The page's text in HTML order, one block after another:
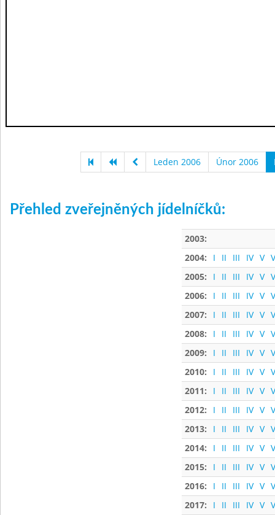
Leden 2006 Únor 2006
Přehled zveřejněných jídelníčků:
2003:
2004:
I II III IV V
2005:
I II III IV V
2006:
I II III IV V
2007:
I II III IV V
2008:
I II III IV V
2009:
I II III IV V
2010:
I II III IV V
2011:
I II III IV V
2012:
I II III IV V
2013:
I II III IV V
2014:
I II III IV V
2015:
I II III IV V
2016:
I II III IV V
2017:
I II III IV V